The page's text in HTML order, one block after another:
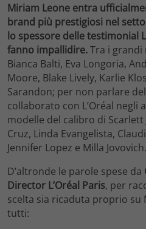
Miriam Leone entra
brand più prestigiosi nel
lo spessore delle testimonial
fanno impallidire.Tra i grandi
Bianca Balti, Eva Longoria,
Moore, Blake Lively, Karlie
Sarandon; per non parlare
collaborato con L’Oréal negli
modelle del calibro di Scarlett
Cruz, Linda Evangelista,
Jennifer Lopez e Milla Jovovich.
D’altronde le parole spese da
Director L’Oréal Paris, per
scelta sia ricaduta proprio su
tutti: